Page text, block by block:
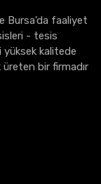
Bursa'da faaliyet
- tesis
kalitede
bir firmadır